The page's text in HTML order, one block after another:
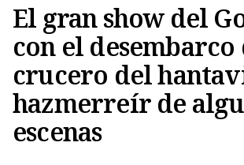
El gran show del
con el desembarco
crucero del
hazmerreír de
escenas